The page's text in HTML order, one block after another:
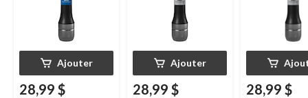
Ajouter
28,99 $
Ajouter
28,99 $ 28,99 $